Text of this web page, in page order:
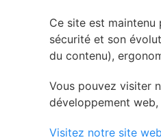
Ce site est
sécurité et son
du contenu),
Vous pouvez visiter
développement
Visitez notre site web